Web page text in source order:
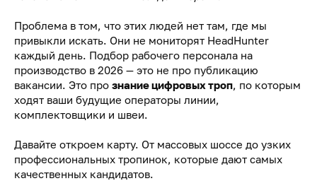
Проблема в том, что этих людей нет там, где мы
привыкли искать. Они не мониторят HeadHunter
каждый день. Подбор рабочего персонала на
производство в 2026 — это не про публикацию
вакансии. Это про знание цифровых троп, по которым
ходят ваши будущие операторы линии,
комплектовщики и швеи.
Давайте откроем карту. От массовых шоссе до узких
профессиональных тропинок, которые дают самых
качественных кандидатов.